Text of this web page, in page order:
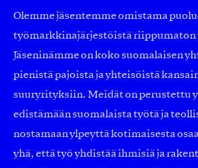
Olemme jäsentemme omistama
työmarkkinajärjestöistä riippumaton
Jäseninämme on koko suomalaisen
pienistä pajoista ja yhteisöistä
suuryrityksiin. Meidät on perustettu
edistämään suomalaista työtä ja
nostamaan ylpeyttä kotimaisesta
yhä, että työ yhdistää ihmisiä ja